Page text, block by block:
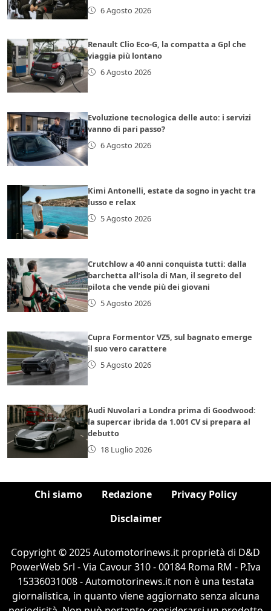
6 Agosto 2026
Renault Clio Eco-G, la compatta a Gpl che
viaggia più lontano
6 Agosto 2026
Evoluzione tecnologica delle auto: i servizi
vanno di pari passo?
6 Agosto 2026
Kimi Antonelli, estate da sogno in yacht tra
lusso e relax
5 Agosto 2026
Crutchlow a 40 anni conquista tutti: dalla
barchetta all’isola di Man, il segreto del
pilota che vende più dei giovani
5 Agosto 2026
Cupra Formentor VZ5, sul bagnato emerge
il suo vero carattere
5 Agosto 2026
Audi Nuvolari a Londra prima di Goodwood:
la supercar ibrida da 1.001 CV si prepara al
debutto
18 Luglio 2026
Chi siamo Redazione
Privacy Policy
Disclaimer
Copyright © 2025 Automotorinews.it proprietà di D&D
PowerWeb Srl - Via Cavour 310 - 00184 Roma RM - P.Iva
15336031008 - Automotorinews.it non è una testata
giornalistica, in quanto viene aggiornato senza alcuna